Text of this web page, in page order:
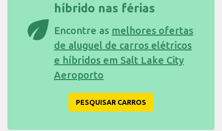
eco
híbrido nas férias
Encontre as melhores ofertas
de aluguel de carros elétricos
e híbridos em Salt Lake City
Aeroporto
PESQUISAR CARROS